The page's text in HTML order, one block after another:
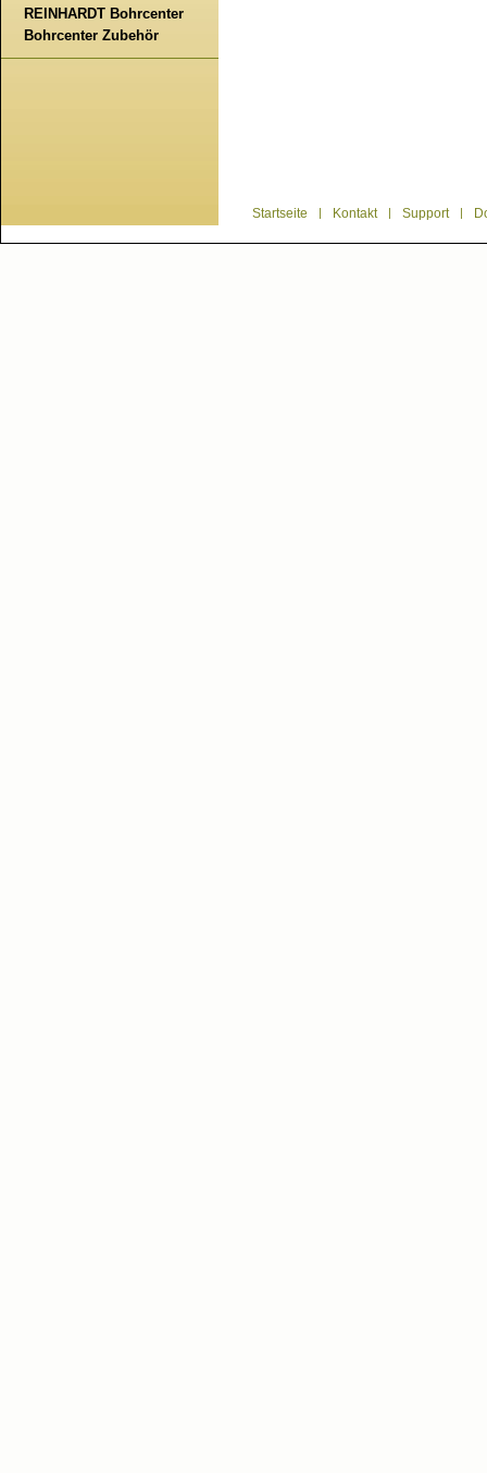
REINHARDT Bohrcenter
Bohrcenter Zubehör
Startseite | Kontakt | Support |